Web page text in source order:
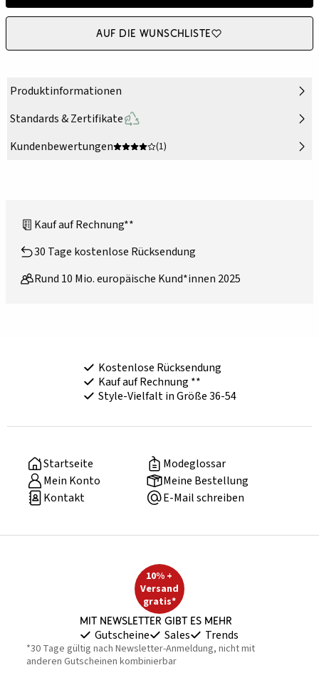
Auf die Wunschliste
Produktinformationen
Standards & Zertifikate
Kundenbewertungen
(1)
Kauf auf Rechnung**
30 Tage kostenlose Rücksendung
Rund 10 Mio. europäische Kund*innen 2025
Kostenlose Rücksendung
Kauf auf Rechnung **
Style-Vielfalt in Größe 36-54
Startseite
Modeglossar
Mein Konto
Meine Bestellung
Kontakt
E-Mail schreiben
10% +
Versand
gratis*
Mit Newsletter gibt es mehr
Gutscheine Sales Trends
*30 Tage gültig nach Newsletter-Anmeldung, nicht mit
anderen Gutscheinen kombinierbar